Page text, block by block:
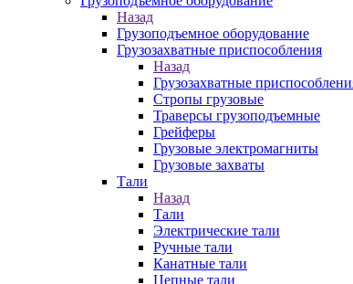
Назад
Грузоподъемное оборудование
Грузозахватные приспособления
Назад
Грузозахватные
Стропы грузовые
Траверсы грузоподъемные
Грейферы
Грузовые электромагниты
Грузовые захваты
Тали
Назад
Тали
Электрические тали
Ручные тали
Канатные тали
Цепные тали